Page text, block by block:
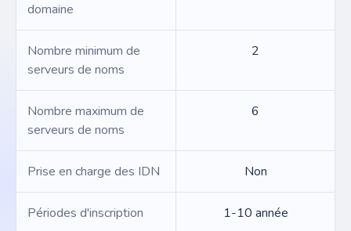
domaine
Nombre minimum de
serveurs de noms
2
Nombre maximum de
serveurs de noms
6
Prise en charge des IDN Non
Périodes d'inscription 1-10 année